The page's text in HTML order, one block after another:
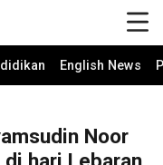
English News
Noor